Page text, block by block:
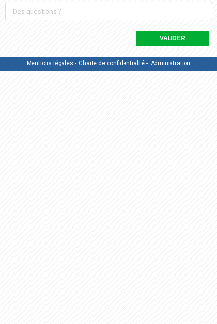
VALIDER
Mentions légales - Charte de confidentialité - Administration